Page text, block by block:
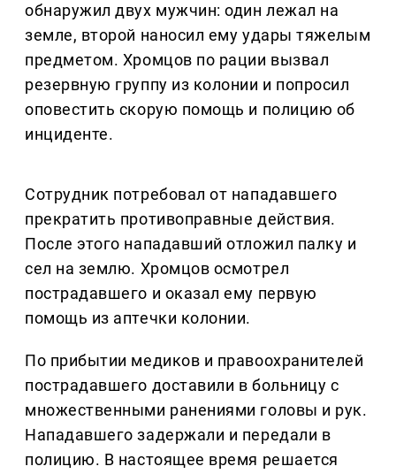
обнаружил двух мужчин: один лежал на
земле, второй наносил ему удары тяжелым
предметом. Хромцов по рации вызвал
резервную группу из колонии и попросил
оповестить скорую помощь и полицию об
инциденте.
Сотрудник потребовал от нападавшего
прекратить противоправные действия.
После этого нападавший отложил палку и
сел на землю. Хромцов осмотрел
пострадавшего и оказал ему первую
помощь из аптечки колонии.
По прибытии медиков и правоохранителей
пострадавшего доставили в больницу с
множественными ранениями головы и рук.
Нападавшего задержали и передали в
полицию. В настоящее время решается